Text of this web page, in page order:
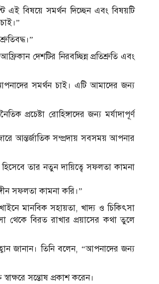
এই বিষয়ে সমর্থন দিচ্ছেন এবং বিষয়টি
দেশটির নিরবচ্ছিন্ন প্রতিশ্রুতি এবং
সমর্থন চাই। এটি আমাদের জন্য
প্রচেষ্টা রোহিঙ্গাদের জন্য মর্যাদাপূর্ণ
আন্তর্জাতিক সম্প্রদায় সবসময় আপনার
হিসেবে তার নতুন দায়িত্বে সফলতা কামনা
সফলতা কামনা করি।”
মানবিক সহায়তা, খাদ্য ও চিকিৎসা
থেকে বিরত রাখার প্রয়াসের কথা তুলে
জানান। তিনি বলেন, “আপনাদের জন্য
সন্তোষ প্রকাশ করেন।